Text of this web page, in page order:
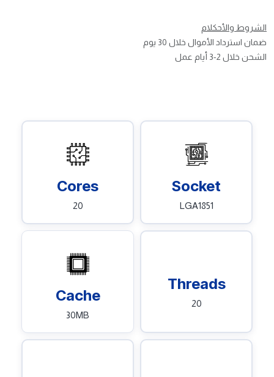
الشروط والأحكلام
ضمان استرداد الأموال خلال 30 يوم
الشحن خلال 2-3 أيام عمل
Socket
LGA1851
Cores
20
Threads
20
Cache
30MB